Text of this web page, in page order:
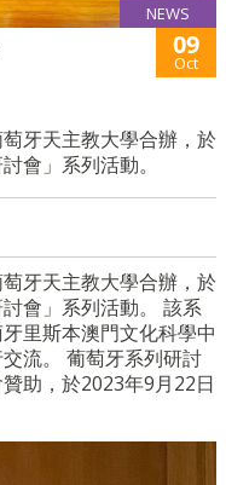
NEWS
09
Oct
牙天主教大學合辦，於
會」系列活動。
牙天主教大學合辦，於
會」系列活動。 該系
里斯本澳門文化科學中
流。 葡萄牙系列研討
助，於2023年9月22日